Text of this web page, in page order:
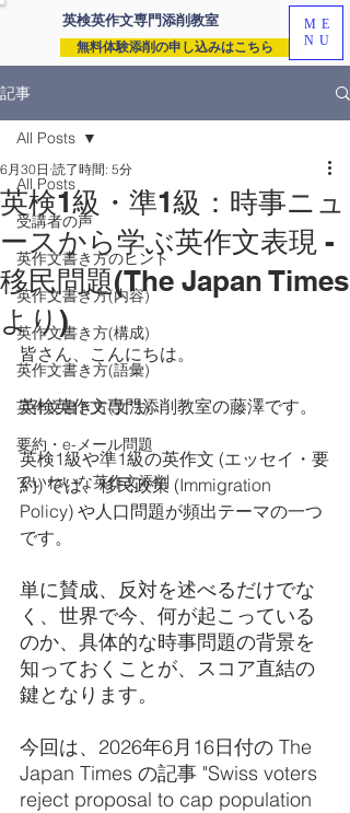
英検英作文専門添削教室
無料体験添削の申し込みはこちら
ME
NU
記事
All Posts
受講者の声
英作文書き方のヒント
英作文書き方(内容)
英作文書き方(構成)
英作文書き方(語彙)
英作文書き方(文法)
要約・e-メール問題
ていねいな英作文添削
All Posts
英検1級・準1級：時事ニュ
ースから学ぶ英作文表現 -
移民問題(The Japan Times
より)
6月30日 読了時間: 5分
皆さん、こんにちは。
英検英作文専門添削教室の藤澤です。
英検1級や準1級の英作文 (エッセイ・要
約) では、移民政策 (Immigration
Policy) や人口問題が頻出テーマの一つ
です。
単に賛成、反対を述べるだけでな
く、世界で今、何が起こっている
のか、具体的な時事問題の背景を
知っておくことが、スコア直結の
鍵となります。
今回は、2026年6月16日付の The
Japan Times の記事 "Swiss voters
reject proposal to cap population